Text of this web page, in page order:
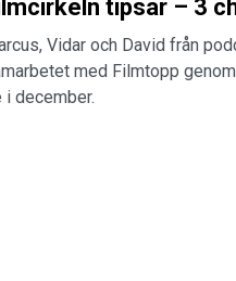
tipsar – 3
Vidar och David från
med Filmtopp
i december.